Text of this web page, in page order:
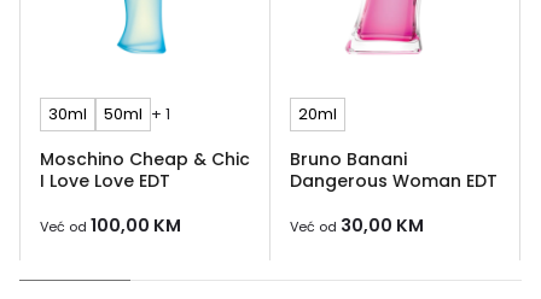
30ml 50ml + 1
Moschino Cheap & Chic
I Love Love EDT
Već od 100,00 KM
20ml
Bruno Banani
Dangerous Woman EDT
Već od 30,00 KM